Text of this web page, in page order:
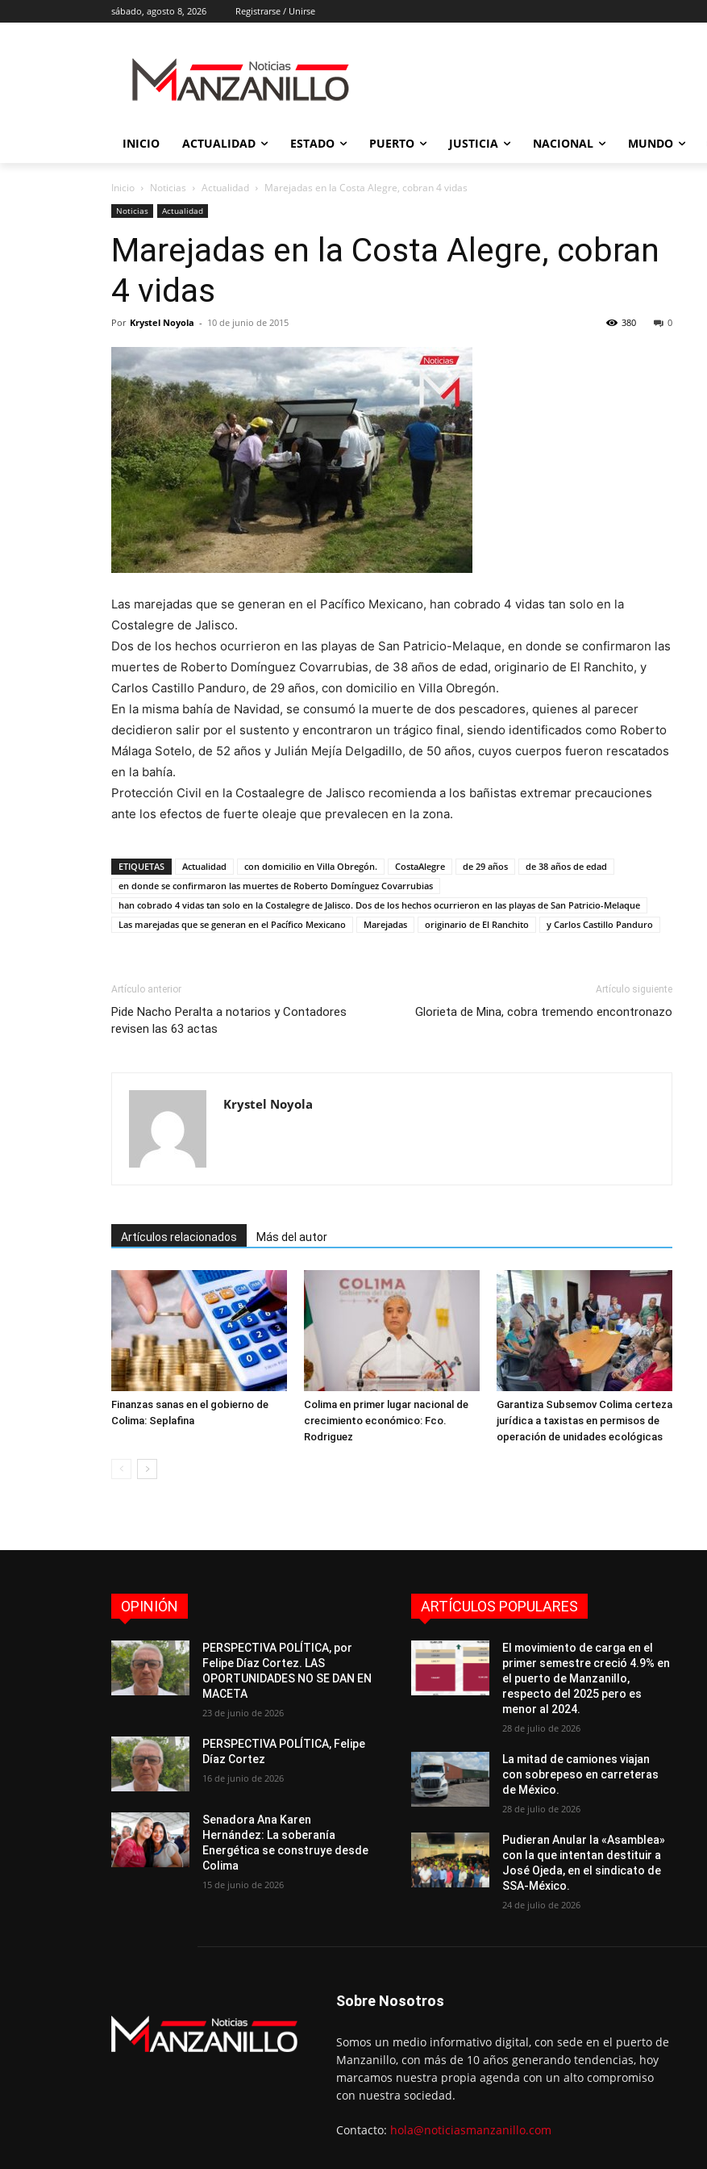
sábado, agosto 8, 2026 Registrarse / Unirse
INICIO ACTUALIDAD ESTADO PUERTO JUSTICIA NACIONAL MUNDO
Inicio Noticias Actualidad Marejadas en la Costa Alegre, cobran 4 vidas
Noticias Actualidad
Marejadas en la Costa Alegre, cobran
4 vidas
Por Krystel Noyola - 10 de junio de 2015 0
380
Las marejadas que se generan en el Pacífico Mexicano, han cobrado 4 vidas tan solo en la
Costalegre de Jalisco.
Dos de los hechos ocurrieron en las playas de San Patricio-Melaque, en donde se confirmaron las
muertes de Roberto Domínguez Covarrubias, de 38 años de edad, originario de El Ranchito, y
Carlos Castillo Panduro, de 29 años, con domicilio en Villa Obregón.
En la misma bahía de Navidad, se consumó la muerte de dos pescadores, quienes al parecer
decidieron salir por el sustento y encontraron un trágico final, siendo identificados como Roberto
Málaga Sotelo, de 52 años y Julián Mejía Delgadillo, de 50 años, cuyos cuerpos fueron rescatados
en la bahía.
Protección Civil en la Costaalegre de Jalisco recomienda a los bañistas extremar precauciones
ante los efectos de fuerte oleaje que prevalecen en la zona.
ETIQUETAS Actualidad con domicilio en Villa Obregón. CostaAlegre de 29 años
de 38 años de edad
en donde se confirmaron las muertes de Roberto Domínguez Covarrubias
han cobrado 4 vidas tan solo en la Costalegre de Jalisco. Dos de los hechos ocurrieron en las playas de San Patricio-Melaque
Las marejadas que se generan en el Pacífico Mexicano
Marejadas originario de El Ranchito y Carlos Castillo Panduro
Artículo anterior
Pide Nacho Peralta a notarios y Contadores
revisen las 63 actas
Artículo siguiente
Glorieta de Mina, cobra tremendo encontronazo
Krystel Noyola
Artículos relacionados Más del autor
Finanzas sanas en el gobierno de
Colima: Seplafina
Colima en primer lugar nacional de
crecimiento económico: Fco.
Rodriguez
Garantiza Subsemov Colima certeza
jurídica a taxistas en permisos de
operación de unidades ecológicas
OPINIÓN
PERSPECTIVA POLÍTICA, por
Felipe Díaz Cortez. LAS
OPORTUNIDADES NO SE DAN EN
MACETA
23 de junio de 2026
PERSPECTIVA POLÍTICA, Felipe
Díaz Cortez
16 de junio de 2026
Senadora Ana Karen
Hernández: La soberanía
Energética se construye desde
Colima
15 de junio de 2026
ARTÍCULOS POPULARES
El movimiento de carga en el
primer semestre creció 4.9% en
el puerto de Manzanillo,
respecto del 2025 pero es
menor al 2024.
28 de julio de 2026
La mitad de camiones viajan
con sobrepeso en carreteras
de México.
28 de julio de 2026
Pudieran Anular la «Asamblea»
con la que intentan destituir a
José Ojeda, en el sindicato de
SSA-México.
24 de julio de 2026
Sobre Nosotros
Somos un medio informativo digital, con sede en el puerto de
Manzanillo, con más de 10 años generando tendencias, hoy
marcamos nuestra propia agenda con un alto compromiso
con nuestra sociedad.
Contacto: hola@noticiasmanzanillo.com